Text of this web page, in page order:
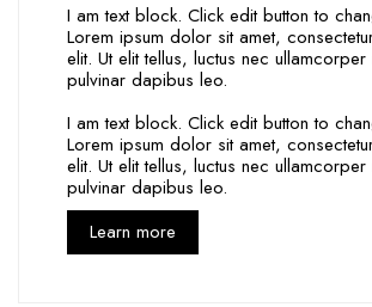
I am text block. Click edit button to
Lorem ipsum dolor sit amet,
elit. Ut elit tellus, luctus nec ullamcorper
pulvinar dapibus leo.
I am text block. Click edit button to
Lorem ipsum dolor sit amet,
elit. Ut elit tellus, luctus nec ullamcorper
pulvinar dapibus leo.
Learn more